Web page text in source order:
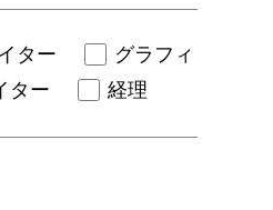
ター
グラフィ
ター 経理